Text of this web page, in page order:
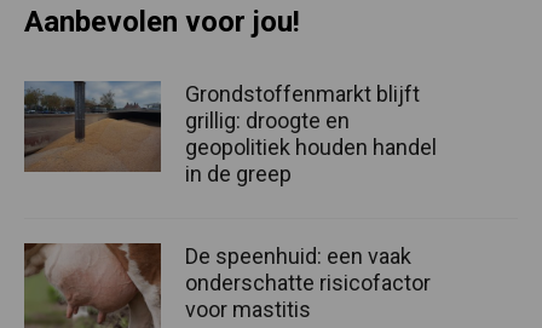
Aanbevolen voor jou!
Grondstoffenmarkt blijft
grillig: droogte en
geopolitiek houden handel
in de greep
De speenhuid: een vaak
onderschatte risicofactor
voor mastitis